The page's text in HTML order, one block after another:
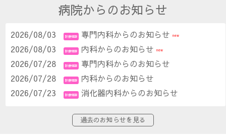
病院からのお知らせ
2026/08/03 診療情報 専門内科からのお知らせnew
2026/08/03 診療情報 内科からのお知らせnew
2026/07/28 診療情報
専門内科からのお知らせ
2026/07/28
診療情報
内科からのお知らせ
2026/07/23
診療情報 消化器内科からのお知らせ
過去のお知らせを見る